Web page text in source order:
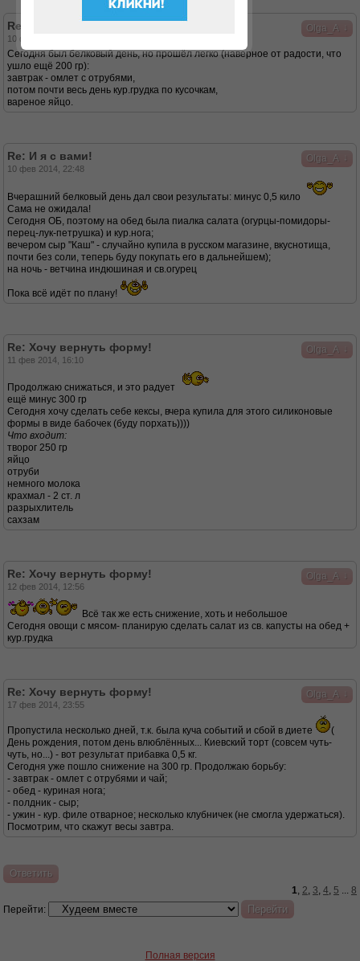
Olga_A
Re: И я с вами!
10 фев 2014, 00:47
Сегодня был белковый день, но прошёл легко (наверное от радости, что
ушло ещё 200 гр):
завтрак - омлет с отрубями,
потом почти весь день кур.грудка по кусочкам,
вареное яйцо.
Olga_A
Re: И я с вами!
10 фев 2014, 22:48
Вчерашний белковый день дал свои результаты: минус 0,5 кило
Сама не ожидала!
Сегодня ОБ, поэтому на обед была пиалка салата (огурцы-помидоры-
перец-лук-петрушка) и кур.нога;
вечером сыр "Каш" - случайно купила в русском магазине, вкуснотища,
почти без соли, теперь буду покупать его в дальнейшем);
на ночь - ветчина индюшиная и св.огурец
Пока всё идёт по плану!
Olga_A
Re: Хочу вернуть форму!
11 фев 2014, 16:10
Продолжаю снижаться, и это радует
ещё минус 300 гр
Сегодня хочу сделать себе кексы, вчера купила для этого силиконовые
формы в виде бабочек (буду порхать))))
Что входит:
творог 250 гр
яйцо
отруби
немного молока
крахмал - 2 ст. л
разрыхлитель
сахзам
Olga_A
Re: Хочу вернуть форму!
12 фев 2014, 12:56
Всё так же есть снижение, хоть и небольшое
Сегодня овощи с мясом- планирую сделать салат из св. капусты на обед +
кур.грудка
Olga_A
Re: Хочу вернуть форму!
17 фев 2014, 23:55
Пропустила несколько дней, т.к. была куча событий и сбой в диете
(
День рождения, потом день влюблённых... Киевский торт (совсем чуть-
чуть, но...) - вот результат прибавка 0,5 кг.
Сегодня уже пошло снижение на 300 гр. Продолжаю борьбу:
- завтрак - омлет с отрубями и чай;
- обед - куриная нога;
- полдник - сыр;
- ужин - кур. филе отварное; несколько клубничек (не смогла удержаться).
Посмотрим, что скажут весы завтра.
Ответить
1, 2, 3, 4, 5 ... 8
Перейти:
Полная версия